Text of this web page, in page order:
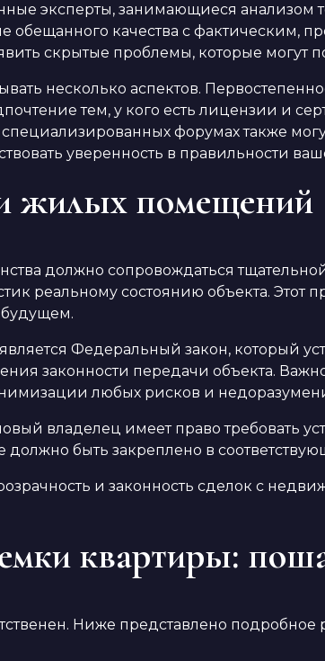
эксперты, занимающиеся анализом
обещанного качества с фактическим,
скрытые проблемы, которые могут
несколько аспектов.
тем, у кого есть лицензии и
форумах также
уверенность в правильности
жилых помещений
должно сопровождаться
реальному состоянию объекта. Этот
будущем.
Федеральный закон, который
законности передачи объекта.
любых рисков и
владелец имеет право требовать
быть закреплено в
и законность сделок с
квартиры:
Ниже представлено